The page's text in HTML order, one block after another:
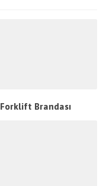
Forklift Brandası